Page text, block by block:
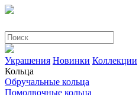
Украшения Новинки Коллекции
Кольца
Обручальные кольца
Помолвочные кольца